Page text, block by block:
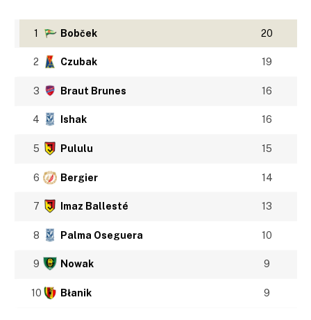
1 Bobček 20
2 Czubak 19
3 Braut Brunes 16
4 Ishak 16
5 Pululu 15
6 Bergier 14
7 Imaz Ballesté 13
8 Palma Oseguera 10
9 Nowak 9
10 Błanik 9